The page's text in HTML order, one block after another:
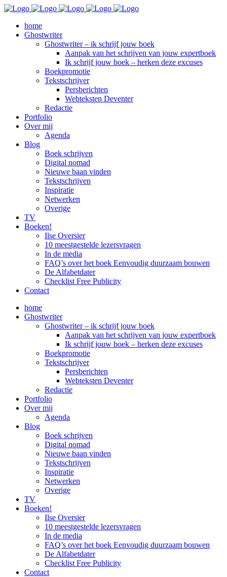
home
Ghostwriter
Ghostwriter – ik schrijf jouw boek
Aanpak van het schrijven van jouw expertboek
Ik schrijf jouw boek – herken deze excuses
Boekpromotie
Tekstschrijver
Persberichten
Webteksten Deventer
Redactie
Portfolio
Over mij
Agenda
Blog
Boek schrijven
Digital nomad
Nieuwe baan vinden
Tekstschrijven
Inspiratie
Netwerken
Overige
TV
Boeken!
Ilse Oversier
10 meestgestelde lezersvragen
In de media
FAQ’s over het boek Eenvoudig duurzaam bouwen
De Alfabetdater
Checklist Free Publicity
Contact
home
Ghostwriter
Ghostwriter – ik schrijf jouw boek
Aanpak van het schrijven van jouw expertboek
Ik schrijf jouw boek – herken deze excuses
Boekpromotie
Tekstschrijver
Persberichten
Webteksten Deventer
Redactie
Portfolio
Over mij
Agenda
Blog
Boek schrijven
Digital nomad
Nieuwe baan vinden
Tekstschrijven
Inspiratie
Netwerken
Overige
TV
Boeken!
Ilse Oversier
10 meestgestelde lezersvragen
In de media
FAQ’s over het boek Eenvoudig duurzaam bouwen
De Alfabetdater
Checklist Free Publicity
Contact